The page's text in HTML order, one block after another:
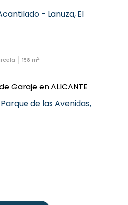
- Lanuza, El
158 m2
de las Avenidas,